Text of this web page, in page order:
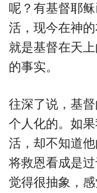
呢？有基督耶
活，现今在神
就是基督在天
的事实。
往深了说，基
个人化的。如
活，却不知道
将救恩看成是
觉得很抽象，